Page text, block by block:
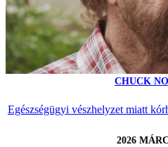
CHUCK
Egészségügyi vészhelyzet miatt
2026